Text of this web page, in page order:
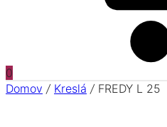
0
Domov / Kreslá /FREDY L 25